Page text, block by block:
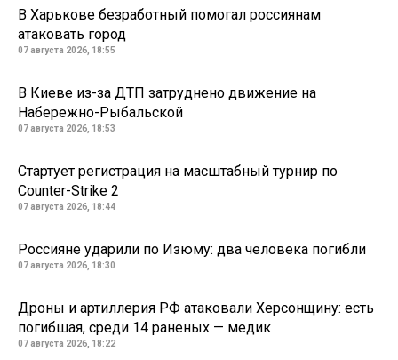
В Харькове безработный помогал россиянам
атаковать город
07 августа 2026, 18:55
В Киеве из-за ДТП затруднено движение на
Набережно-Рыбальской
07 августа 2026, 18:53
Стартует регистрация на масштабный турнир по
Counter-Strike 2
07 августа 2026, 18:44
Россияне ударили по Изюму: два человека погибли
07 августа 2026, 18:30
Дроны и артиллерия РФ атаковали Херсонщину: есть
погибшая, среди 14 раненых — медик
07 августа 2026, 18:22